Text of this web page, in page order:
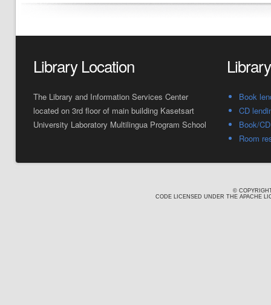
Library Location
The Library and Information Services Center
located on 3rd floor of main building Kasetsart
University Laboratory Multilingua Program School
Book
CD
Book/
Room
©
CODE LICENSED UNDER THE APACHE